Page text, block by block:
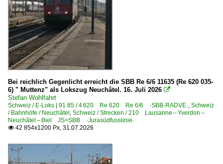
Frankreich
Elektrotriebzüge | HGV
TGV Paris Sud-Est Rame 1-118 (110-118 F+CH)
Niederlande
Elektrotriebzüge
3100 ICNG-V ·Coradia Stream MS· 3101-3149
2018
2019
2020
2020
2021
2022
2023
2025
2026
Bei reichlich Gegenlicht erreicht die SBB Re 6/6 11635 (Re 620 035-
6) " Muttenz" als Lokszug Neuchâtel. 16. Juli 2026 
Stefan Wohlfahrt
Schweiz / E-Loks | 91 85 / 4 620 Re 620 Re 6/6 ·SBB·RADVE·, Schweiz
/ Bahnhöfe / Neuchâtel , Schweiz / Strecken / 210 Lausanne – Yverdon –
Neuchâtel – Biel JS>SBB ·Jurasüdfusslinie·
 42 854x1200 Px, 31.07.2026